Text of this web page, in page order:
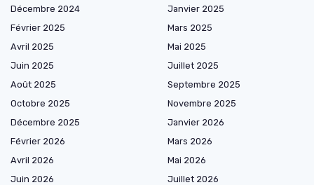
Décembre 2024
Janvier 2025
Février 2025
Mars 2025
Avril 2025
Mai 2025
Juin 2025
Juillet 2025
Août 2025
Septembre 2025
Octobre 2025
Novembre 2025
Décembre 2025
Janvier 2026
Février 2026
Mars 2026
Avril 2026
Mai 2026
Juin 2026
Juillet 2026